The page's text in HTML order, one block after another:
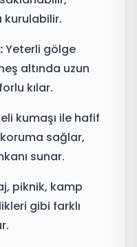
kurulabilir.
Yeterli gölge
altında uzun
kılar.
kumaşı ile hafif
sağlar,
sunar.
piknik, kamp
gibi farklı